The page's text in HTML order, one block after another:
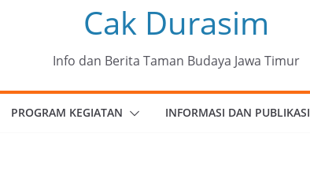
Cak Durasim
Info dan Berita Taman Budaya Jawa Timur
PROGRAM KEGIATAN INFORMASI DAN PUBLIKASI